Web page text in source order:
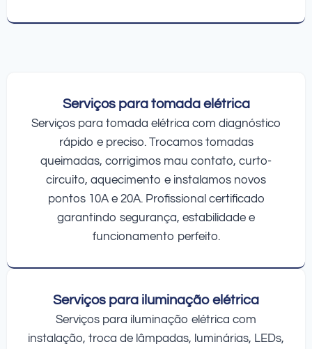
Serviços para tomada elétrica
Serviços para tomada elétrica com diagnóstico
rápido e preciso. Trocamos tomadas
queimadas, corrigimos mau contato, curto-
circuito, aquecimento e instalamos novos
pontos 10A e 20A. Profissional certificado
garantindo segurança, estabilidade e
funcionamento perfeito.
Serviços para iluminação elétrica
Serviços para iluminação elétrica com
instalação, troca de lâmpadas, luminárias, LEDs,